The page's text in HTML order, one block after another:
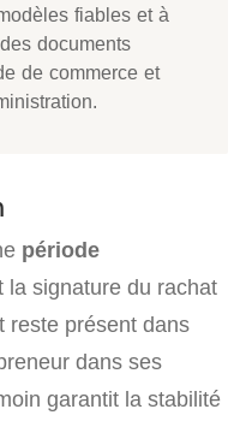
fiables et à
documents
de commerce et
période
la signature du rachat
reste présent dans
dans ses
garantit la stabilité